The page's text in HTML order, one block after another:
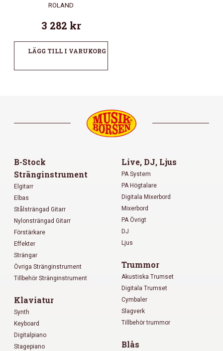
ROLAND
3 282 kr
LÄGG TILL I VARUKORG
B-Stock
Stränginstrument
Elgitarr
Elbas
Stålsträngad Gitarr
Nylonsträngad Gitarr
Förstärkare
Effekter
Strängar
Övriga Stränginstrument
Tillbehör Stränginstrument
Klaviatur
Synth
Keyboard
Digitalpiano
Stagepiano
Live, DJ, Ljus
PA System
PA Högtalare
Digitala Mixerbord
Mixerbord
PA Övrigt
DJ
Ljus
Trummor
Akustiska Trumset
Digitala Trumset
Cymbaler
Slagverk
Tillbehör trummor
Blås